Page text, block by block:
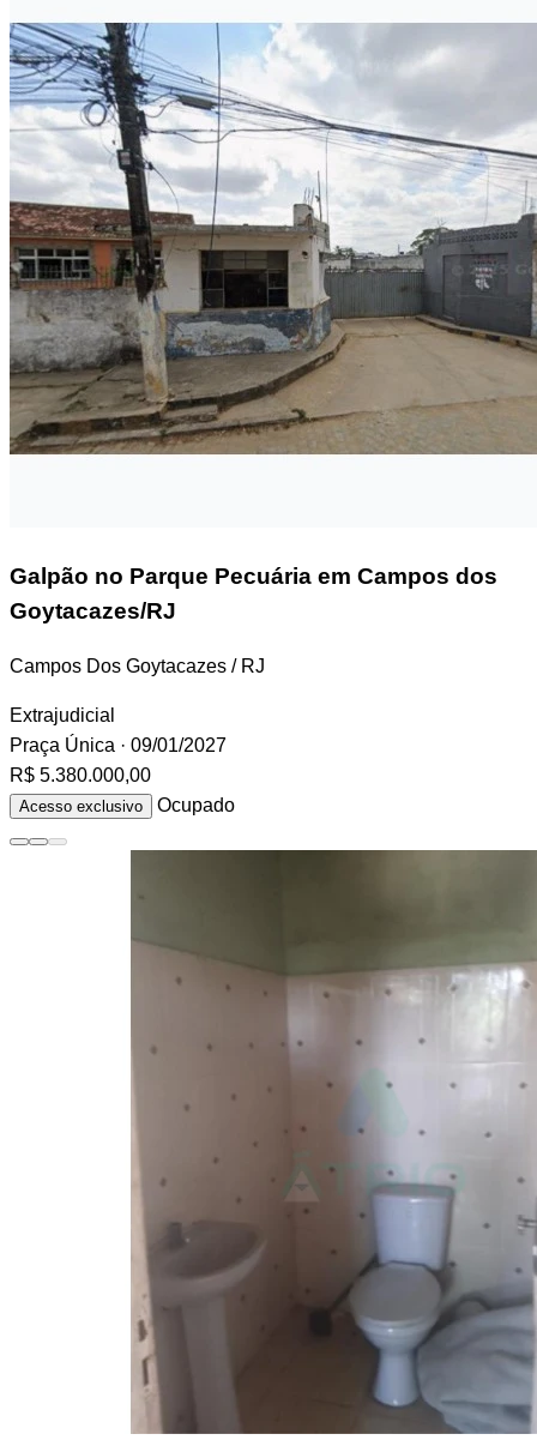
Galpão no Parque Pecuária em Campos dos
Goytacazes/RJ
Campos Dos Goytacazes / RJ
Extrajudicial
Praça Única · 09/01/2027
R$ 5.380.000,00
Acesso exclusivo Ocupado